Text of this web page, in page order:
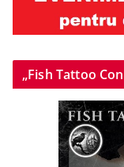
„Fish Tattoo